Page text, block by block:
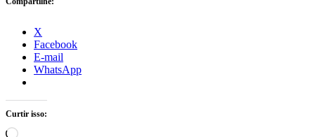
X
Facebook
E-mail
WhatsApp
Curtir isso:
Carregando...